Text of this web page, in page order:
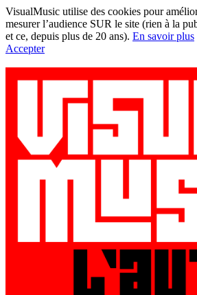
VisualMusic utilise des cookies pour
mesurer l’audience SUR le site (rien à la
et ce, depuis plus de 20 ans). En savoir plus
Accepter